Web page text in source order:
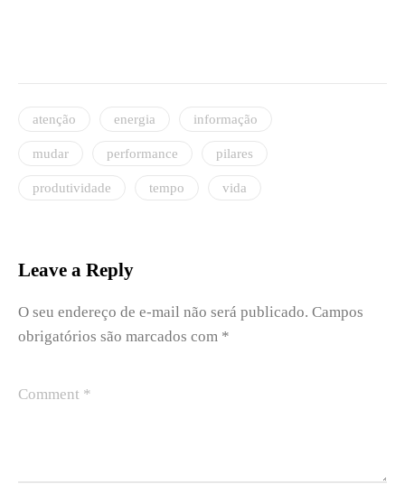
atenção energia informação
mudar performance pilares
produtividade tempo vida
Leave a Reply
O seu endereço de e-mail não será publicado. Campos
obrigatórios são marcados com *